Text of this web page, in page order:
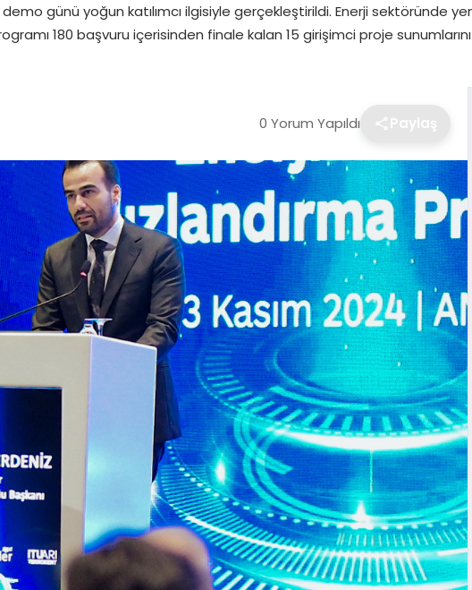
demo günü yoğun katılımcı ilgisiyle gerçekleştirildi. Enerji
180 başvuru içerisinden finale kalan 15 girişimci proje
0 Yorum Yapıldı Paylaş